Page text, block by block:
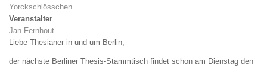
Yorckschlösschen
Veranstalter
Jan Fernhout
Liebe Thesianer in und um Berlin,
der nächste Berliner Thesis-Stammtisch findet schon am Dienstag den